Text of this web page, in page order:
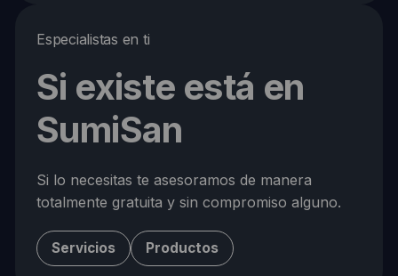
Especialistas en ti
Si existe está en
SumiSan
Si lo necesitas te asesoramos de manera
totalmente gratuita y sin compromiso alguno.
Servicios Productos